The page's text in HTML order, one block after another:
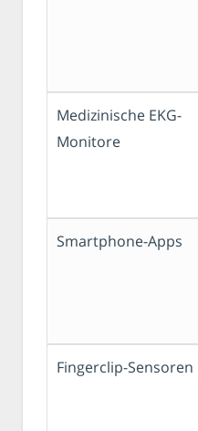
Medizinische EKG-
Monitore
Smartphone-Apps
Fingerclip-Sensoren